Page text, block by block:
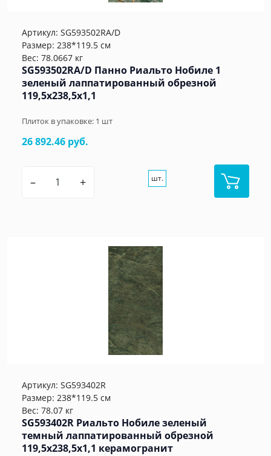
Артикул: SG593502RA/D
Размер: 238*119.5 см
Вес: 78.0667 кг
SG593502RA/D Панно Риальто Нобиле 1
зеленый лаппатированный обрезной
119,5x238,5x1,1
Плиток в упаковке: 1 шт
26 892.46 руб.
– + шт.
Артикул: SG593402R
Размер: 238*119.5 см
Вес: 78.07 кг
SG593402R Риальто Нобиле зеленый
темный лаппатированный обрезной
119,5x238,5x1,1 керамогранит